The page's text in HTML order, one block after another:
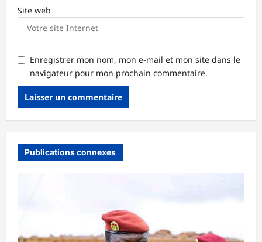
Site web
Enregistrer mon nom, mon e-mail et mon site dans le
navigateur pour mon prochain commentaire.
Publications connexes